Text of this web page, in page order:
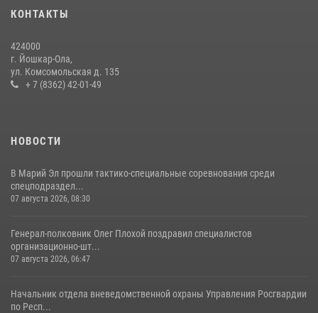
Управление Росгвардии по Республике Марий Эл приняло участие в
09 июля 2026, 06:04
Управление Росгвардии по Республике Марий Эл продолжает
КОНТАКТЫ
424000
г. Йошкар-Ола,
ул. Комсомольская д. 135
+ 7 (8362) 42-01-49
НОВОСТИ
В Марий Эл прошли тактико-специальные соревнования среди
спецподраздел...
07 августа 2026, 08:30
Генерал-полковник Олег Плохой поздравил специалистов
организационно-шт...
07 августа 2026, 06:47
Начальник отдела вневедомственной охраны Управления Росгвардии
по Респ...